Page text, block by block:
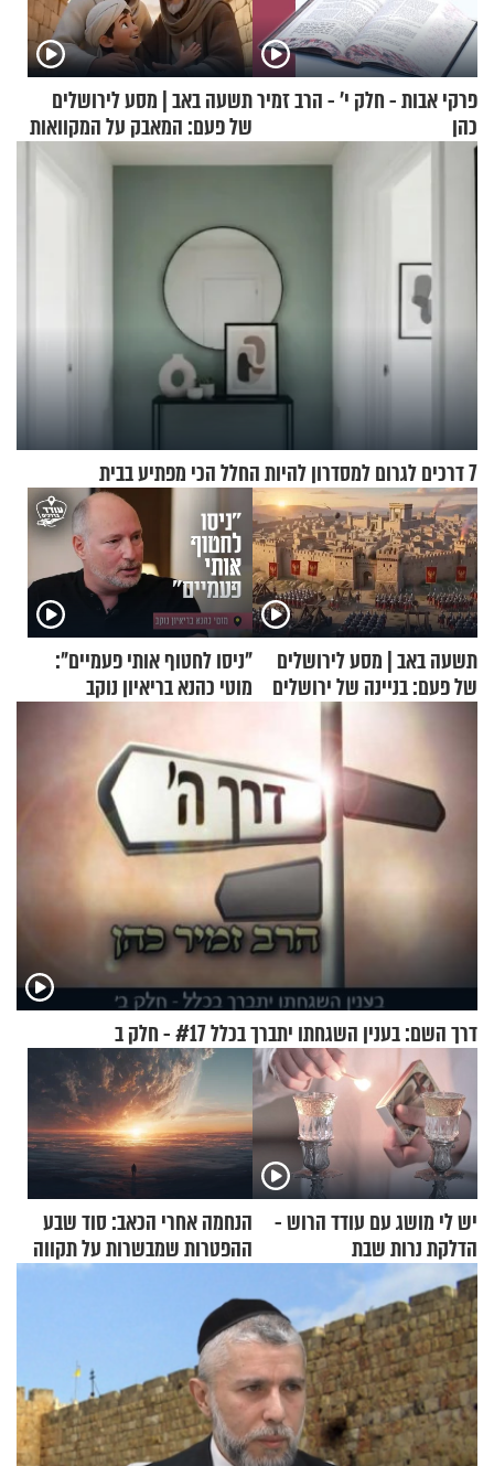
פרקי אבות - חלק י’ - הרב זמיר
כהן
תשעה באב | מסע לירושלים
של פעם: המאבק על המקוואות
7 דרכים לגרום למסדרון להיות החלל הכי מפתיע בבית
תשעה באב | מסע לירושלים
של פעם: בניינה של ירושלים
"ניסו לחטוף אותי פעמיים":
מוטי כהנא בריאיון נוקב
דרך השם: בענין השגחתו יתברך בכלל #17 - חלק ב
יש לי מושג עם עודד הרוש -
הדלקת נרות שבת
הנחמה אחרי הכאב: סוד שבע
ההפטרות שמבשרות על תקווה